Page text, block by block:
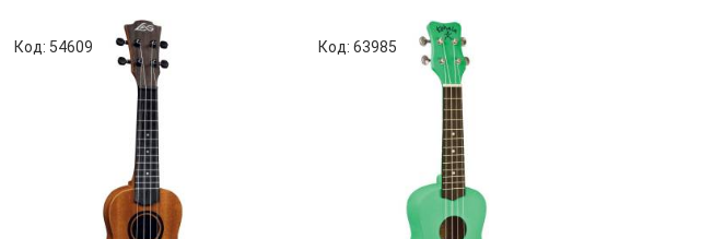
Код: 54609 Код: 63985